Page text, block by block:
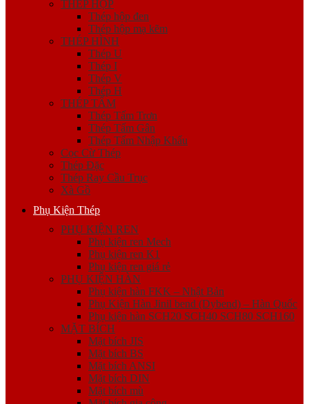
THÉP HỘP
Thép hộp đen
Thép hộp mạ kẽm
THÉP HÌNH
Thép U
Thép I
Thép V
Thép H
THÉP TẤM
Thép Tấm Trơn
Thép Tấm Gân
Thép Tấm Nhập Khẩu
Cọc Cừ Thép
Thép Đặc
Thép Ray Cầu Trục
Xà Gồ
Phụ Kiện Thép
PHỤ KIỆN REN
Phụ kiện ren Mech
Phụ kiện ren K1
Phụ kiện ren giá rẻ
PHỤ KIỆN HÀN
Phụ kiện hàn FKK – Nhật Bản
Phụ Kiện Hàn Jinil bend (Dybend) – Hàn Quốc
Phụ kiện hàn SCH20 SCH40 SCH80 SCH160
MẶT BÍCH
Mặt bích JIS
Mặt bích BS
Mặt bích ANSI
Mặt bích DIN
Mặt bích mù